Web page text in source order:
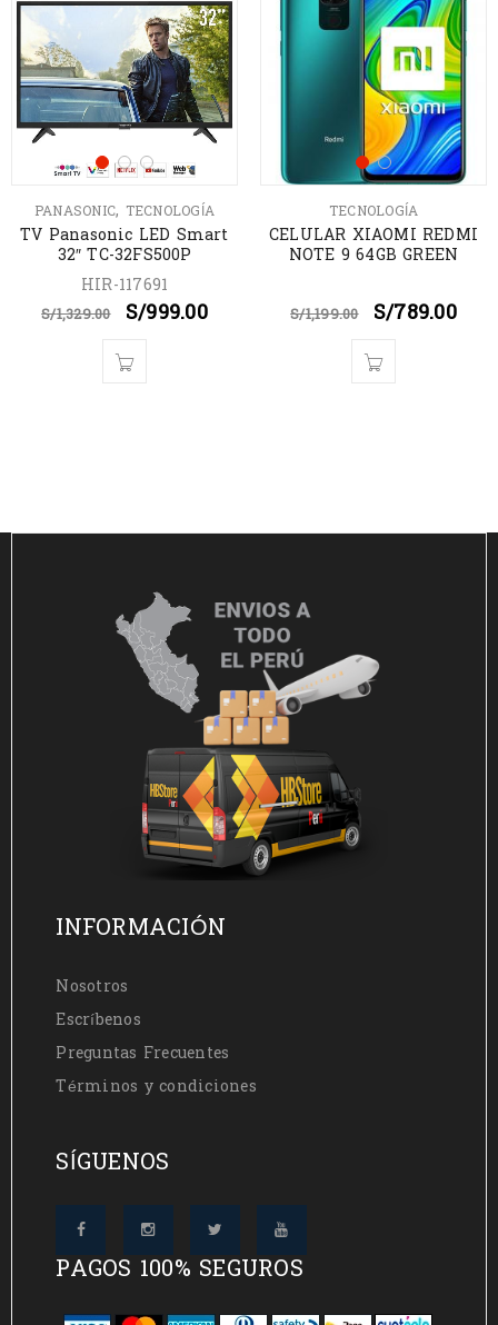
PANASONIC, TECNOLOGÍA
TV Panasonic LED Smart
32″ TC-32FS500P
HIR-117691
S/1,329.00 S/999.00
TECNOLOGÍA
CELULAR XIAOMI REDMI
NOTE 9 64GB GREEN
S/1,199.00 S/789.00
INFORMACIÓN
Nosotros
Escríbenos
Preguntas Frecuentes
Términos y condiciones
SÍGUENOS
PAGOS 100% SEGUROS